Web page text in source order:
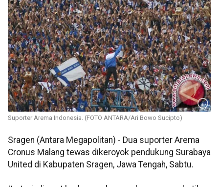
Suporter Arema Indonesia. (FOTO ANTARA/Ari Bowo Sucipto)
Sragen (Antara Megapolitan) - Dua suporter Arema
Cronus Malang tewas dikeroyok pendukung Surabaya
United di Kabupaten Sragen, Jawa Tengah, Sabtu.